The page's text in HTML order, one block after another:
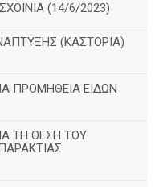
(14/6/2023)
(ΚΑΣΤΟΡΙΑ)
ΠΡΟΜΗΘΕΙΑ ΕΙΔΩΝ
ΤΗ ΘΕΣΗ ΤΟΥ